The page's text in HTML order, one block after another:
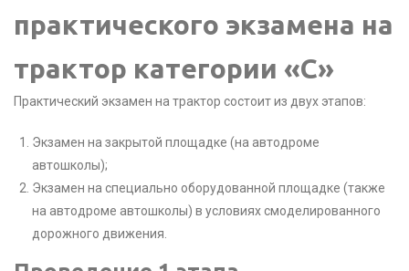
практического экзамена на
трактор категории «С»
Практический экзамен на трактор состоит из двух этапов:
Экзамен на закрытой площадке (на автодроме
автошколы);
Экзамен на специально оборудованной площадке (также
на автодроме автошколы) в условиях смоделированного
дорожного движения.